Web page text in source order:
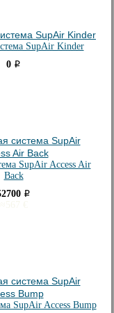
SupAir Kinder
0 i
SupAir Access Air
Back
i
SupAir Access Bump